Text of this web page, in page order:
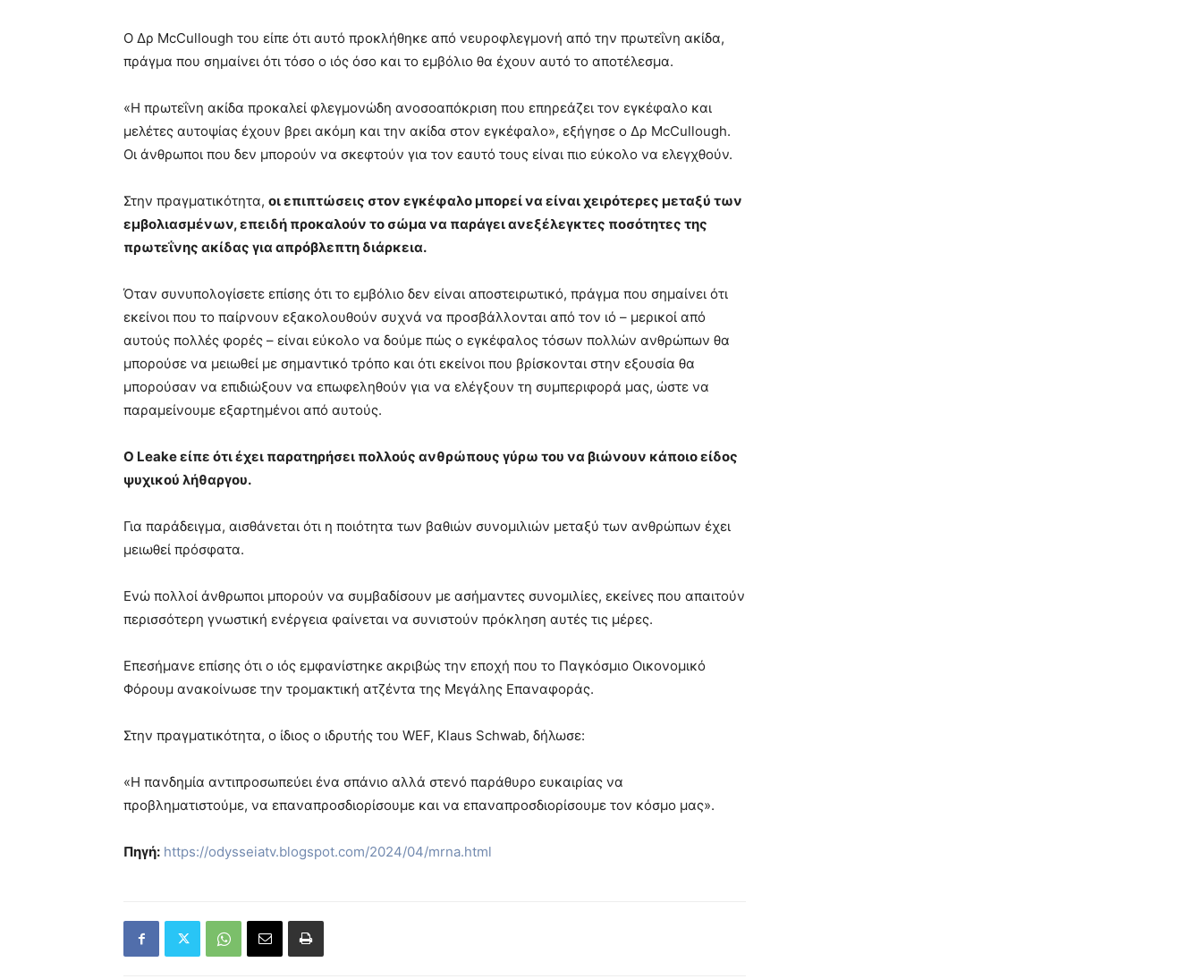
Ο Δρ McCullough του είπε ότι αυτό προκλήθηκε από νευροφλεγμονή από την πρωτεΐνη ακίδα,
πράγμα που σημαίνει ότι τόσο ο ιός όσο και το εμβόλιο θα έχουν αυτό το αποτέλεσμα.
«Η πρωτεΐνη ακίδα προκαλεί φλεγμονώδη ανοσοαπόκριση που επηρεάζει τον εγκέφαλο και
μελέτες αυτοψίας έχουν βρει ακόμη και την ακίδα στον εγκέφαλο», εξήγησε ο Δρ McCullough.
Οι άνθρωποι που δεν μπορούν να σκεφτούν για τον εαυτό τους είναι πιο εύκολο να ελεγχθούν.
Στην πραγματικότητα, οι επιπτώσεις στον εγκέφαλο μπορεί να είναι χειρότερες μεταξύ των
εμβολιασμένων, επειδή προκαλούν το σώμα να παράγει ανεξέλεγκτες ποσότητες της
πρωτεΐνης ακίδας για απρόβλεπτη διάρκεια.
Όταν συνυπολογίσετε επίσης ότι το εμβόλιο δεν είναι αποστειρωτικό, πράγμα που σημαίνει ότι
εκείνοι που το παίρνουν εξακολουθούν συχνά να προσβάλλονται από τον ιό – μερικοί από
αυτούς πολλές φορές – είναι εύκολο να δούμε πώς ο εγκέφαλος τόσων πολλών ανθρώπων θα
μπορούσε να μειωθεί με σημαντικό τρόπο και ότι εκείνοι που βρίσκονται στην εξουσία θα
μπορούσαν να επιδιώξουν να επωφεληθούν για να ελέγξουν τη συμπεριφορά μας, ώστε να
παραμείνουμε εξαρτημένοι από αυτούς.
Ο Leake είπε ότι έχει παρατηρήσει πολλούς ανθρώπους γύρω του να βιώνουν κάποιο είδος
ψυχικού λήθαργου.
Για παράδειγμα, αισθάνεται ότι η ποιότητα των βαθιών συνομιλιών μεταξύ των ανθρώπων έχει
μειωθεί πρόσφατα.
Ενώ πολλοί άνθρωποι μπορούν να συμβαδίσουν με ασήμαντες συνομιλίες, εκείνες που απαιτούν
περισσότερη γνωστική ενέργεια φαίνεται να συνιστούν πρόκληση αυτές τις μέρες.
Επεσήμανε επίσης ότι ο ιός εμφανίστηκε ακριβώς την εποχή που το Παγκόσμιο Οικονομικό
Φόρουμ ανακοίνωσε την τρομακτική ατζέντα της Μεγάλης Επαναφοράς.
Στην πραγματικότητα, ο ίδιος ο ιδρυτής του WEF, Klaus Schwab, δήλωσε:
«Η πανδημία αντιπροσωπεύει ένα σπάνιο αλλά στενό παράθυρο ευκαιρίας να
προβληματιστούμε, να επαναπροσδιορίσουμε και να επαναπροσδιορίσουμε τον κόσμο μας».
Πηγή: https://odysseiatv.blogspot.com/2024/04/mrna.html